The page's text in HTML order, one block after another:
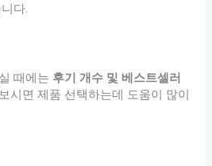
다.
때에는 후기 개수 및 베스트셀러
시면 제품 선택하는데 도움이 많이